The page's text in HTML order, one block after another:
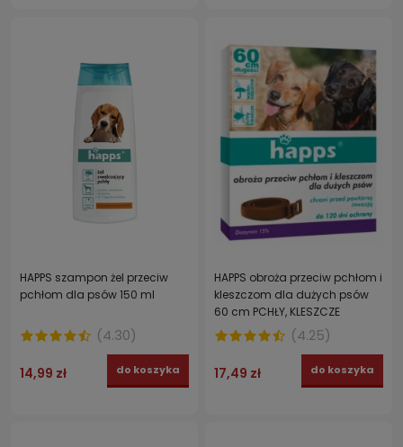
HAPPS szampon żel przeciw
pchłom dla psów 150 ml
(4.30)
14,99 zł do koszyka
HAPPS obroża przeciw pchłom i
kleszczom dla dużych psów
60 cm PCHŁY, KLESZCZE
(4.25)
17,49 zł do koszyka